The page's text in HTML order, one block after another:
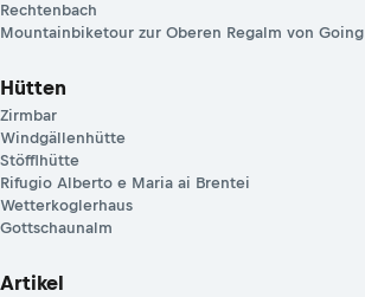
Rechtenbach
Mountainbiketour zur Oberen Regalm von Going
Hütten
Zirmbar
Windgällenhütte
Stöfflhütte
Rifugio Alberto e Maria ai Brentei
Wetterkoglerhaus
Gottschaunalm
Artikel